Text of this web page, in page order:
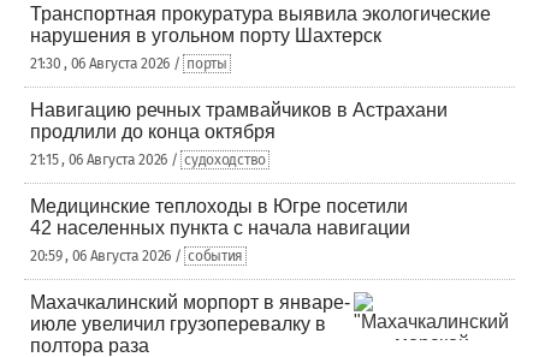
Транспортная прокуратура выявила экологические
нарушения в угольном порту Шахтерск
21:30 , 06 Августа 2026 / порты
Навигацию речных трамвайчиков в Астрахани
продлили до конца октября
21:15 , 06 Августа 2026 / судоходство
Медицинские теплоходы в Югре посетили
42 населенных пункта с начала навигации
20:59 , 06 Августа 2026 / события
Махачкалинский морпорт в январе-
июле увеличил грузоперевалку в
полтора раза